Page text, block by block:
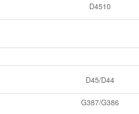
D4510
D45/D44
G387/G386